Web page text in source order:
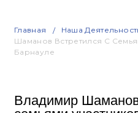
Главная Наша
Шаманов Встретился С
Барнауле
Владимир Шаманов